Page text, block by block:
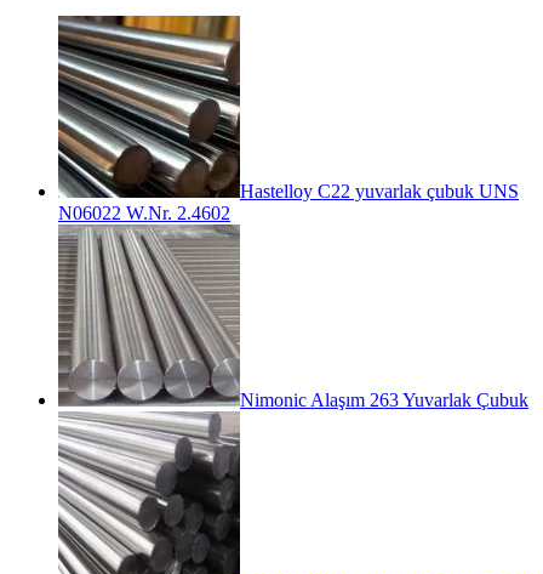
Hastelloy C22 yuvarlak çubuk UNS
N06022 W.Nr. 2.4602
Nimonic Alaşım 263 Yuvarlak Çubuk